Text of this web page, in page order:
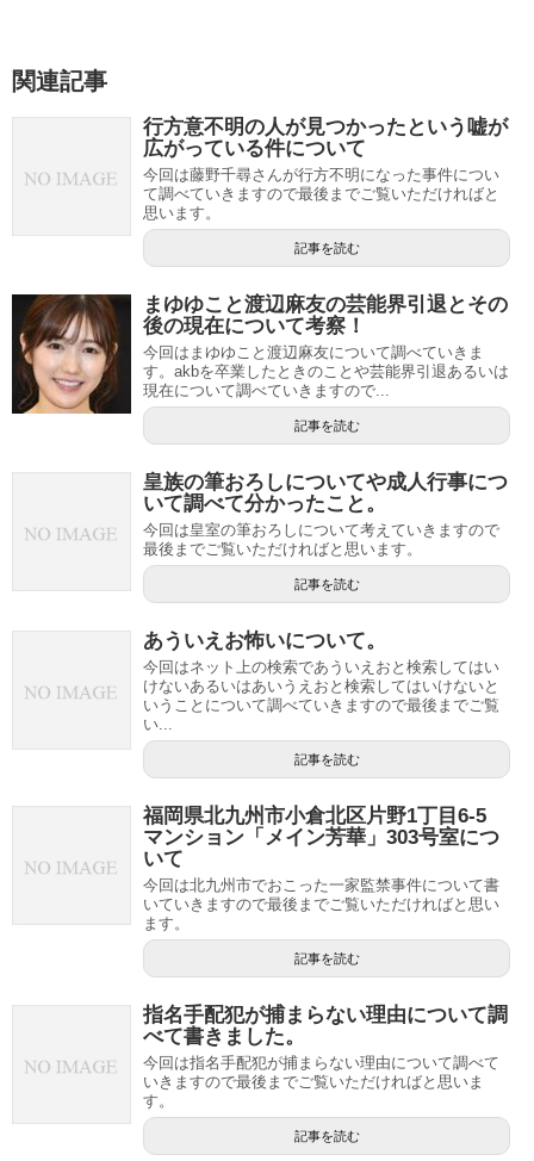
関連記事
行方意不明の人が見つかったという嘘が
広がっている件について
今回は藤野千尋さんが行方不明になった事件につい
て調べていきますので最後までご覧いただければと
思います。
記事を読む
まゆゆこと渡辺麻友の芸能界引退とその
後の現在について考察！
今回はまゆゆこと渡辺麻友について調べていきま
す。akbを卒業したときのことや芸能界引退あるいは
現在について調べていきますので...
記事を読む
皇族の筆おろしについてや成人行事につ
いて調べて分かったこと。
今回は皇室の筆おろしについて考えていきますので
最後までご覧いただければと思います。
記事を読む
あういえお怖いについて。
今回はネット上の検索であういえおと検索してはい
けないあるいはあいうえおと検索してはいけないと
いうことについて調べていきますので最後までご覧
い...
記事を読む
福岡県北九州市小倉北区片野1丁目6-5
マンション「メイン芳華」303号室につ
いて
今回は北九州市でおこった一家監禁事件について書
いていきますので最後までご覧いただければと思い
ます。
記事を読む
指名手配犯が捕まらない理由について調
べて書きました。
今回は指名手配犯が捕まらない理由について調べて
いきますので最後までご覧いただければと思いま
す。
記事を読む